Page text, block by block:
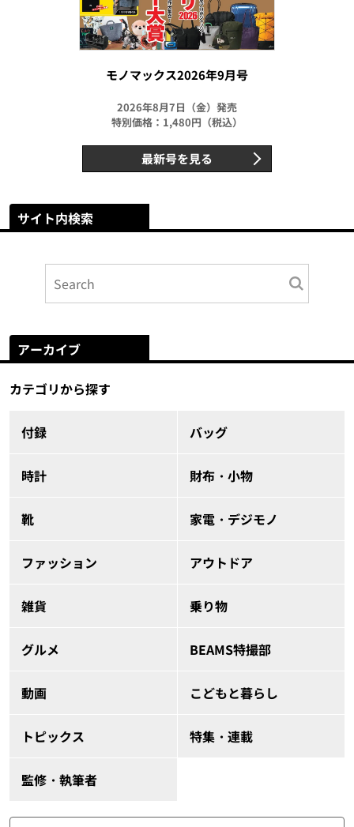
モノマックス2026年9月号
2026年8月7日（金）発売
特別価格：1,480円（税込）
最新号を見る
サイト内検索
アーカイブ
カテゴリから探す
付録 バッグ
時計 財布・小物
靴 家電・デジモノ
ファッション アウトドア
雑貨 乗り物
グルメ BEAMS特撮部
動画 こどもと暮らし
トピックス 特集・連載
監修・執筆者